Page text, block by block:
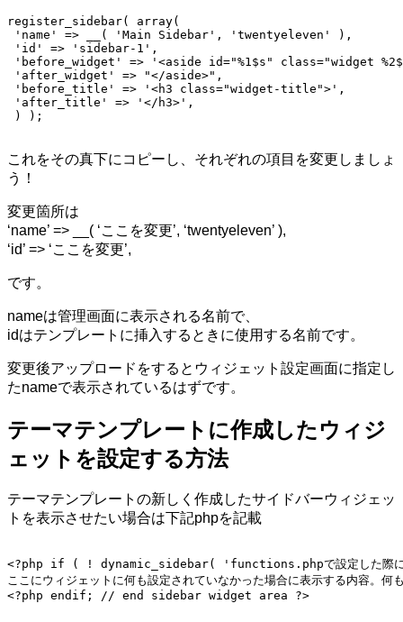
ー
を
複
数
設
る
の
register_sidebar( array(
'name' => __( 'Main Sidebar', 'twentyeleven' ),
'id' => 'sidebar-1',
'before_widget' => '<aside id="%1$s" class="widget
'after_widget' => "</aside>",
'before_title' => '<h3 class="widget-title">',
'after_title' => '</h3>',
) );
これをその真下にコピーし、それぞれの項目を変更しましょ
う！
変更箇所は
‘name’ => __( ‘ここを変更’, ‘twentyeleven’ ),
‘id’ => ‘ここを変更’,
です。
nameは管理画面に表示される名前で、
idはテンプレートに挿入するときに使用する名前です。
変更後アップロードをするとウィジェット設定画面に指定し
たnameで表示されているはずです。
テーマテンプレートに作成したウィジ
ェットを設定する方法
テーマテンプレートの新しく作成したサイドバーウィジェッ
トを表示させたい場合は下記phpを記載
<?php if ( ! dynamic_sidebar( 'functions.phpで設定した際
ここにウィジェットに何も設定されていなかった場合に表示する内容。何
<?php endif; // end sidebar widget area ?>